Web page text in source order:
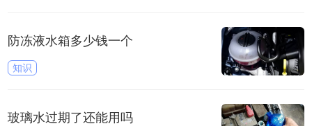
防冻液水箱多少钱一个
知识
玻璃水过期了还能用吗